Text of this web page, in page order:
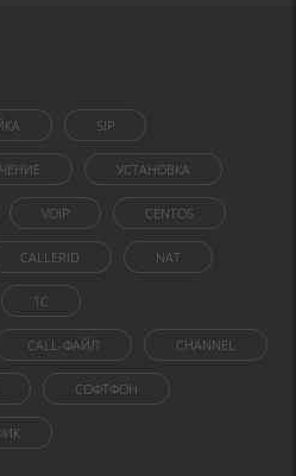
SIP
УСТАНОВКА
VOIP CENTOS
CALLERID NAT
1C
CALL-ФАЙЛ CHANNEL
СОФТФОН